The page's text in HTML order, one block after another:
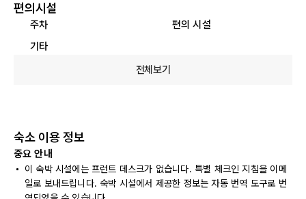
편의시설
주차
편의 시설
기타
전체보기
숙소 이용 정보
중요 안내
이 숙박 시설에는 프런트 데스크가 없습니다. 특별 체크인 지침을 이메
일로 보내드립니다. 숙박 시설에서 제공한 정보는 자동 번역 도구로 번